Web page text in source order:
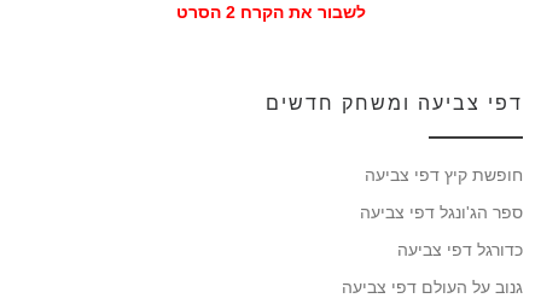
לשבור את הקרח 2 הסרט
דפי צביעה ומשחק חדשים
חופשת קיץ דפי צביעה
ספר הג'ונגל דפי צביעה
כדורגל דפי צביעה
גנוב על העולם דפי צביעה